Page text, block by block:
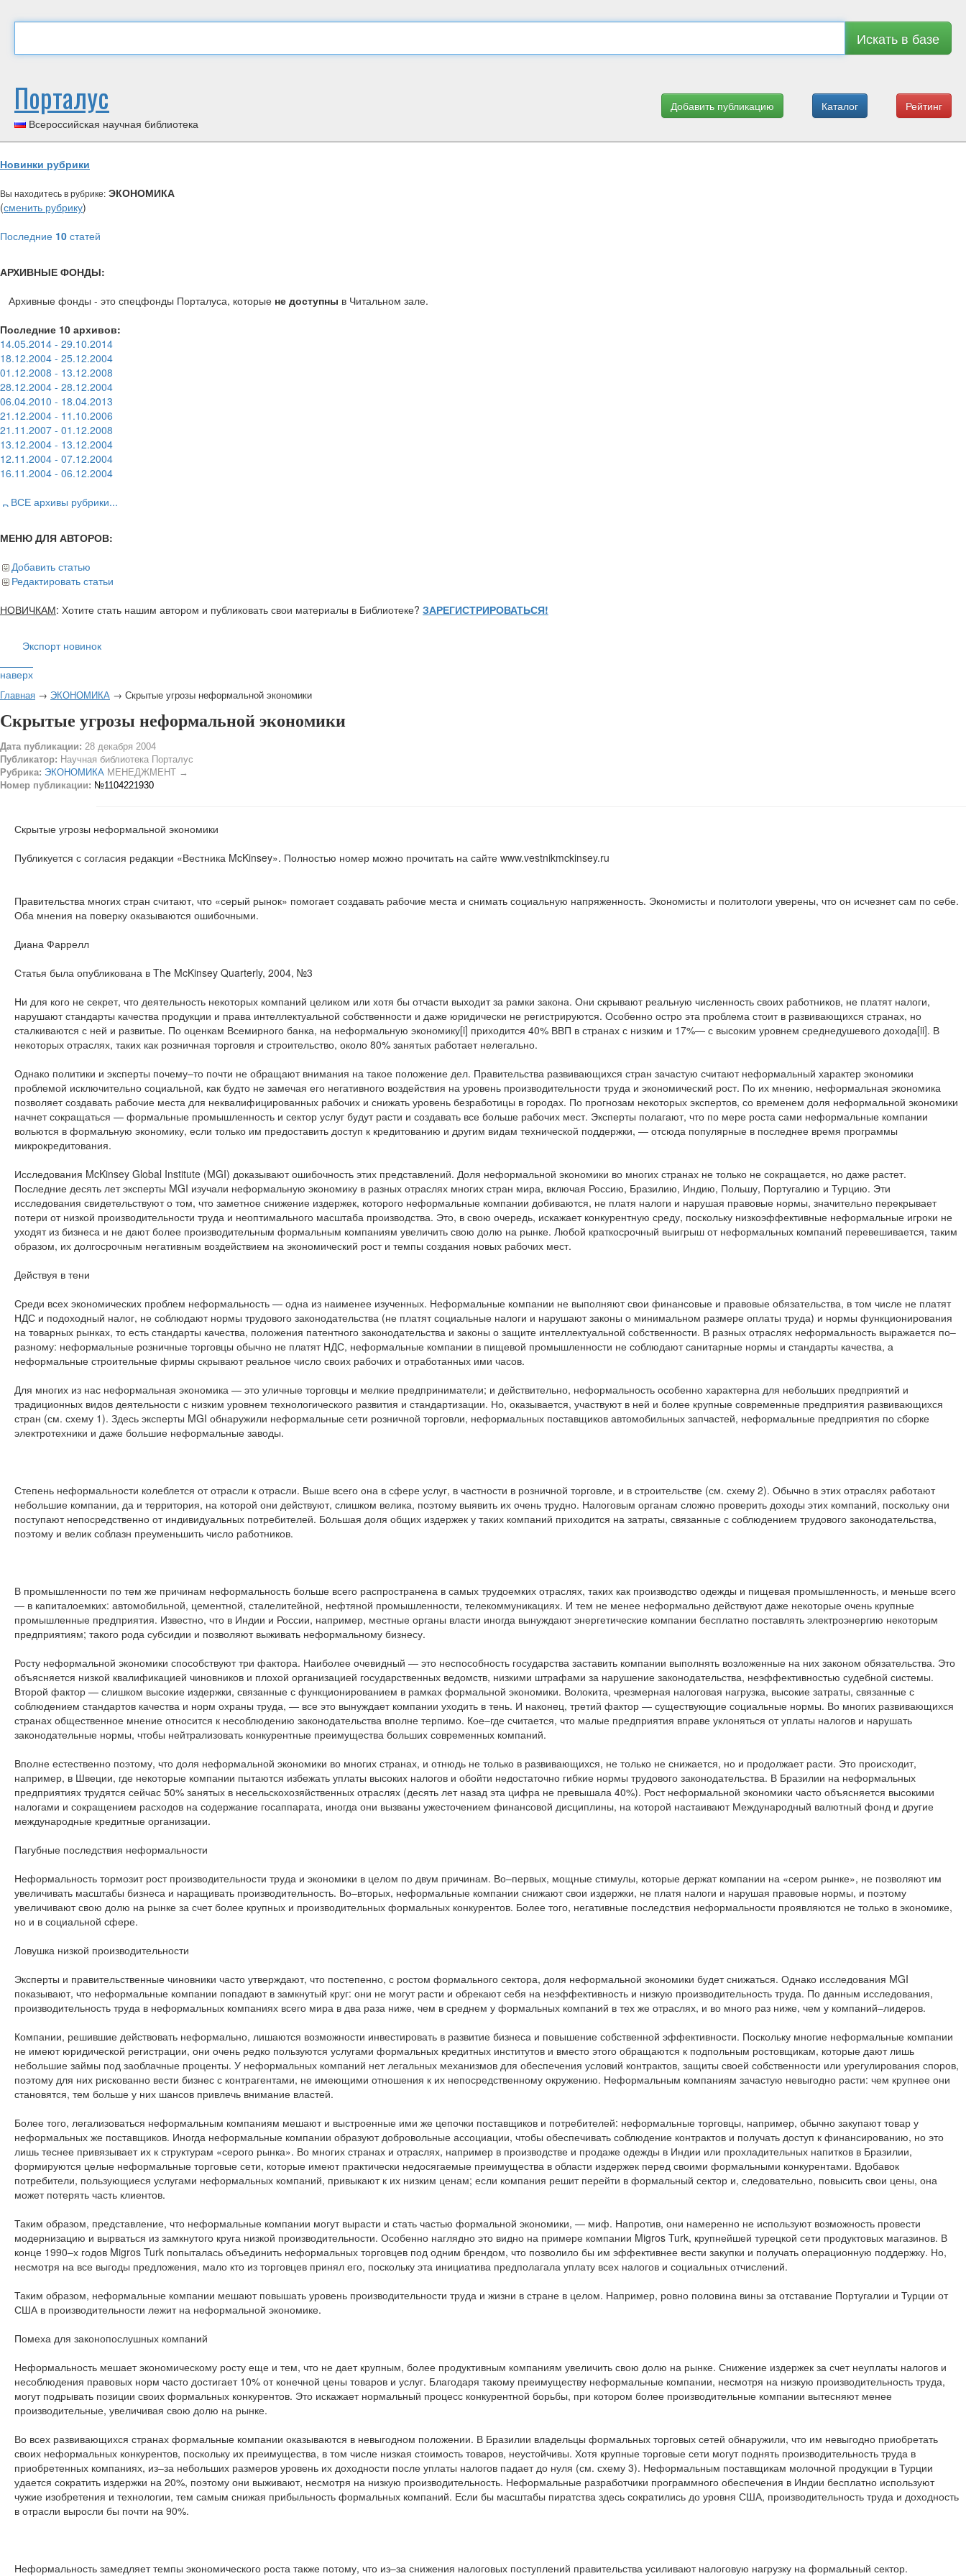
Искать в базе
Рейтинг
Каталог
Добавить публикацию
Порталус
Всероссийская научная библиотека
Новинки рубрики
Вы находитесь в рубрике: ЭКОНОМИКА
(сменить рубрику)
Последние 10 статей
АРХИВНЫЕ ФОНДЫ:
Архивные фонды - это спецфонды Порталуса, которые не доступны в Читальном зале.
Последние 10 архивов:
14.05.2014 - 29.10.2014
18.12.2004 - 25.12.2004
01.12.2008 - 13.12.2008
28.12.2004 - 28.12.2004
06.04.2010 - 18.04.2013
21.12.2004 - 11.10.2006
21.11.2007 - 01.12.2008
13.12.2004 - 13.12.2004
12.11.2004 - 07.12.2004
16.11.2004 - 06.12.2004
ВСЕ архивы рубрики...
МЕНЮ ДЛЯ АВТОРОВ:
Добавить статью
Редактировать статьи
НОВИЧКАМ: Хотите стать нашим автором и публиковать свои материалы в Библиотеке? ЗАРЕГИСТРИРОВАТЬСЯ!
Экспорт новинок
наверх
Главная → ЭКОНОМИКА → Скрытые угрозы неформальной экономики
Скрытые угрозы неформальной экономики
Дата публикации: 28 декабря 2004
Публикатор: Научная библиотека Порталус
Рубрика: ЭКОНОМИКА МЕНЕДЖМЕНТ →
Номер публикации: №1104221930
Скрытые угрозы неформальной экономики
Публикуется с согласия редакции «Вестника McKinsey». Полностью номер можно прочитать на сайте www.vestnikmckinsey.ru
Правительства многих стран считают, что «серый рынок» помогает создавать рабочие места и снимать социальную напряженность. Экономисты и политологи уверены, что он исчезнет сам по себе.
Оба мнения на поверку оказываются ошибочными.
Диана Фаррелл
Статья была опубликована в The McKinsey Quarterly, 2004, №3
Ни для кого не секрет, что деятельность некоторых компаний целиком или хотя бы отчасти выходит за рамки закона. Они скрывают реальную численность своих работников, не платят налоги,
нарушают стандарты качества продукции и права интеллектуальной собственности и даже юридически не регистрируются. Особенно остро эта проблема стоит в развивающихся странах, но
сталкиваются с ней и развитые. По оценкам Всемирного банка, на неформальную экономику[i] приходится 40% ВВП в странах с низким и 17%— с высоким уровнем среднедушевого дохода[ii]. В
некоторых отраслях, таких как розничная торговля и строительство, около 80% занятых работает нелегально.
Однако политики и эксперты почему–то почти не обращают внимания на такое положение дел. Правительства развивающихся стран зачастую считают неформальный характер экономики
проблемой исключительно социальной, как будто не замечая его негативного воздействия на уровень производительности труда и экономический рост. По их мнению, неформальная экономика
позволяет создавать рабочие места для неквалифицированных рабочих и снижать уровень безработицы в городах. По прогнозам некоторых экспертов, со временем доля неформальной экономики
начнет сокращаться — формальные промышленность и сектор услуг будут расти и создавать все больше рабочих мест. Эксперты полагают, что по мере роста сами неформальные компании
вольются в формальную экономику, если только им предоставить доступ к кредитованию и другим видам технической поддержки, — отсюда популярные в последнее время программы
микрокредитования.
Исследования McKinsey Global Institute (MGI) доказывают ошибочность этих представлений. Доля неформальной экономики во многих странах не только не сокращается, но даже растет.
Последние десять лет эксперты MGI изучали неформальную экономику в разных отраслях многих стран мира, включая Россию, Бразилию, Индию, Польшу, Португалию и Турцию. Эти
исследования свидетельствуют о том, что заметное снижение издержек, которого неформальные компании добиваются, не платя налоги и нарушая правовые нормы, значительно перекрывает
потери от низкой производительности труда и неоптимального масштаба производства. Это, в свою очередь, искажает конкурентную среду, поскольку низкоэффективные неформальные игроки не
уходят из бизнеса и не дают более производительным формальным компаниям увеличить свою долю на рынке. Любой краткосрочный выигрыш от неформальных компаний перевешивается, таким
образом, их долгосрочным негативным воздействием на экономический рост и темпы создания новых рабочих мест.
Действуя в тени
Среди всех экономических проблем неформальность — одна из наименее изученных. Неформальные компании не выполняют свои финансовые и правовые обязательства, в том числе не платят
НДС и подоходный налог, не соблюдают нормы трудового законодательства (не платят социальные налоги и нарушают законы о минимальном размере оплаты труда) и нормы функционирования
на товарных рынках, то есть стандарты качества, положения патентного законодательства и законы о защите интеллектуальной собственности. В разных отраслях неформальность выражается по–
разному: неформальные розничные торговцы обычно не платят НДС, неформальные компании в пищевой промышленности не соблюдают санитарные нормы и стандарты качества, а
неформальные строительные фирмы скрывают реальное число своих рабочих и отработанных ими часов.
Для многих из нас неформальная экономика — это уличные торговцы и мелкие предприниматели; и действительно, неформальность особенно характерна для небольших предприятий и
традиционных видов деятельности с низким уровнем технологического развития и стандартизации. Но, оказывается, участвуют в ней и более крупные современные предприятия развивающихся
стран (см. схему 1). Здесь эксперты MGI обнаружили неформальные сети розничной торговли, неформальных поставщиков автомобильных запчастей, неформальные предприятия по сборке
электротехники и даже большие неформальные заводы.
Степень неформальности колеблется от отрасли к отрасли. Выше всего она в сфере услуг, в частности в розничной торговле, и в строительстве (см. схему 2). Обычно в этих отраслях работают
небольшие компании, да и территория, на которой они действуют, слишком велика, поэтому выявить их очень трудно. Налоговым органам сложно проверить доходы этих компаний, поскольку они
поступают непосредственно от индивидуальных потребителей. Бoльшая доля общих издержек у таких компаний приходится на затраты, связанные с соблюдением трудового законодательства,
поэтому и велик соблазн преуменьшить число работников.
В промышленности по тем же причинам неформальность больше всего распространена в самых трудоемких отраслях, таких как производство одежды и пищевая промышленность, и меньше всего
— в капиталоемких: автомобильной, цементной, сталелитейной, нефтяной промышленности, телекоммуникациях. И тем не менее неформально действуют даже некоторые очень крупные
промышленные предприятия. Известно, что в Индии и России, например, местные органы власти иногда вынуждают энергетические компании бесплатно поставлять электроэнергию некоторым
предприятиям; такого рода субсидии и позволяют выживать неформальному бизнесу.
Росту неформальной экономики способствуют три фактора. Наиболее очевидный — это неспособность государства заставить компании выполнять возложенные на них законом обязательства. Это
объясняется низкой квалификацией чиновников и плохой организацией государственных ведомств, низкими штрафами за нарушение законодательства, неэффективностью судебной системы.
Второй фактор — слишком высокие издержки, связанные с функционированием в рамках формальной экономики. Волокита, чрезмерная налоговая нагрузка, высокие затраты, связанные с
соблюдением стандартов качества и норм охраны труда, — все это вынуждает компании уходить в тень. И наконец, третий фактор — существующие социальные нормы. Во многих развивающихся
странах общественное мнение относится к несоблюдению законодательства вполне терпимо. Кое–где считается, что малые предприятия вправе уклоняться от уплаты налогов и нарушать
законодательные нормы, чтобы нейтрализовать конкурентные преимущества больших современных компаний.
Вполне естественно поэтому, что доля неформальной экономики во многих странах, и отнюдь не только в развивающихся, не только не снижается, но и продолжает расти. Это происходит,
например, в Швеции, где некоторые компании пытаются избежать уплаты высоких налогов и обойти недостаточно гибкие нормы трудового законодательства. В Бразилии на неформальных
предприятиях трудятся сейчас 50% занятых в несельскохозяйственных отраслях (десять лет назад эта цифра не превышала 40%). Рост неформальной экономики часто объясняется высокими
налогами и сокращением расходов на содержание госаппарата, иногда они вызваны ужесточением финансовой дисциплины, на которой настаивают Международный валютный фонд и другие
международные кредитные организации.
Пагубные последствия неформальности
Неформальность тормозит рост производительности труда и экономики в целом по двум причинам. Во–первых, мощные стимулы, которые держат компании на «сером рынке», не позволяют им
увеличивать масштабы бизнеса и наращивать производительность. Во–вторых, неформальные компании снижают свои издержки, не платя налоги и нарушая правовые нормы, и поэтому
увеличивают свою долю на рынке за счет более крупных и производительных формальных конкурентов. Более того, негативные последствия неформальности проявляются не только в экономике,
но и в социальной сфере.
Ловушка низкой производительности
Эксперты и правительственные чиновники часто утверждают, что постепенно, с ростом формального сектора, доля неформальной экономики будет снижаться. Однако исследования MGI
показывают, что неформальные компании попадают в замкнутый круг: они не могут расти и обрекают себя на неэффективность и низкую производительность труда. По данным исследования,
производительность труда в неформальных компаниях всего мира в два раза ниже, чем в среднем у формальных компаний в тех же отраслях, и во много раз ниже, чем у компаний–лидеров.
Компании, решившие действовать неформально, лишаются возможности инвестировать в развитие бизнеса и повышение собственной эффективности. Поскольку многие неформальные компании
не имеют юридической регистрации, они очень редко пользуются услугами формальных кредитных институтов и вместо этого обращаются к подпольным ростовщикам, которые дают лишь
небольшие займы под заоблачные проценты. У неформальных компаний нет легальных механизмов для обеспечения условий контрактов, защиты своей собственности или урегулирования споров,
поэтому для них рискованно вести бизнес с контрагентами, не имеющими отношения к их непосредственному окружению. Неформальным компаниям зачастую невыгодно расти: чем крупнее они
становятся, тем больше у них шансов привлечь внимание властей.
Более того, легализоваться неформальным компаниям мешают и выстроенные ими же цепочки поставщиков и потребителей: неформальные торговцы, например, обычно закупают товар у
неформальных же поставщиков. Иногда неформальные компании образуют добровольные ассоциации, чтобы обеспечивать соблюдение контрактов и получать доступ к финансированию, но это
лишь теснее привязывает их к структурам «серого рынка». Во многих странах и отраслях, например в производстве и продаже одежды в Индии или прохладительных напитков в Бразилии,
формируются целые неформальные торговые сети, которые имеют практически недосягаемые преимущества в области издержек перед своими формальными конкурентами. Вдобавок
потребители, пользующиеся услугами неформальных компаний, привыкают к их низким ценам; если компания решит перейти в формальный сектор и, следовательно, повысить свои цены, она
может потерять часть клиентов.
Таким образом, представление, что неформальные компании могут вырасти и стать частью формальной экономики, — миф. Напротив, они намеренно не используют возможность провести
модернизацию и вырваться из замкнутого круга низкой производительности. Особенно наглядно это видно на примере компании Migros Turk, крупнейшей турецкой сети продуктовых магазинов. В
конце 1990–х годов Migros Turk попыталась объединить неформальных торговцев под одним брендом, что позволило бы им эффективнее вести закупки и получать операционную поддержку. Но,
несмотря на все выгоды предложения, мало кто из торговцев принял его, поскольку эта инициатива предполагала уплату всех налогов и социальных отчислений.
Таким образом, неформальные компании мешают повышать уровень производительности труда и жизни в стране в целом. Например, ровно половина вины за отставание Португалии и Турции от
США в производительности лежит на неформальной экономике.
Помеха для законопослушных компаний
Неформальность мешает экономическому росту еще и тем, что не дает крупным, более продуктивным компаниям увеличить свою долю на рынке. Снижение издержек за счет неуплаты налогов и
несоблюдения правовых норм часто достигает 10% от конечной цены товаров и услуг. Благодаря такому преимуществу неформальные компании, несмотря на низкую производительность труда,
могут подрывать позиции своих формальных конкурентов. Это искажает нормальный процесс конкурентной борьбы, при котором более производительные компании вытесняют менее
производительные, увеличивая свою долю на рынке.
Во всех развивающихся странах формальные компании оказываются в невыгодном положении. В Бразилии владельцы формальных торговых сетей обнаружили, что им невыгодно приобретать
своих неформальных конкурентов, поскольку их преимущества, в том числе низкая стоимость товаров, неустойчивы. Хотя крупные торговые сети могут поднять производительность труда в
приобретенных компаниях, из–за небольших размеров уровень их доходности после уплаты налогов падает до нуля (см. схему 3). Неформальным поставщикам молочной продукции в Турции
удается сократить издержки на 20%, поэтому они выживают, несмотря на низкую производительность. Неформальные разработчики программного обеспечения в Индии бесплатно используют
чужие изобретения и технологии, тем самым снижая прибыльность формальных компаний. Если бы масштабы пиратства здесь сократились до уровня США, производительность труда и доходность
в отрасли выросли бы почти на 90%.
Неформальность замедляет темпы экономического роста также потому, что из–за снижения налоговых поступлений правительства усиливают налоговую нагрузку на формальный сектор.